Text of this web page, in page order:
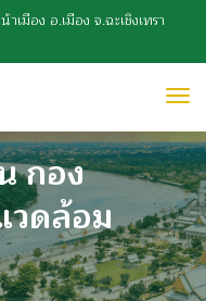
มือง อ.เมือง จ.ฉะเชิงเทรา
กอง
วดล้อม